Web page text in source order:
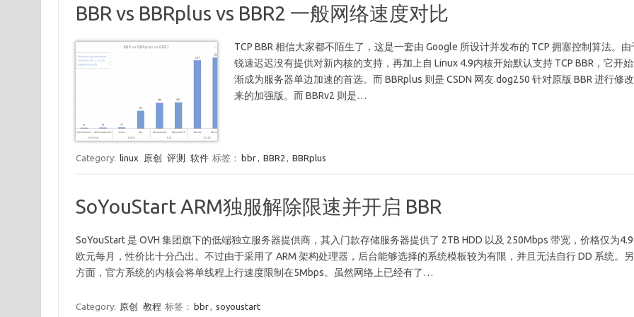
BBR vs BBRplus vs BBR2 一般网络速度对比
TCP BBR 相信大家都不陌生了，这是一套由 Google 所设计并发布的 TCP 拥塞控制算法。由
锐速迟迟没有提供对新内核的支持，再加上自 Linux 4.9内核开始默认支持 TCP BBR，它开
渐成为服务器单边加速的首选。而 BBRplus 则是 CSDN 网友 dog250 针对原版 BBR 进行修
来的加强版。而 BBRv2 则是…
Category: linux 原创 评测 软件 标签： bbr, BBR2 , BBRplus
SoYouStart ARM独服解除限速并开启 BBR
SoYouStart 是 OVH 集团旗下的低端独立服务器提供商，其入门款存储服务器提供了 2TB HDD 以及 250Mbps 带宽，价格仅为
欧元每月，性价比十分凸出。不过由于采用了 ARM 架构处理器，后台能够选择的系统模板较为有限，并且无法自行 DD 系统。
方面，官方系统的内核会将单线程上行速度限制在5Mbps。虽然网络上已经有了…
Category: 原创 教程 标签： bbr, soyoustart